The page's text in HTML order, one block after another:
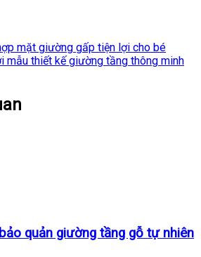
mặt giường gấp tiện lợi cho bé
mẫu thiết kế giường tầng thông minh
quản giường tầng gỗ tự nhiên